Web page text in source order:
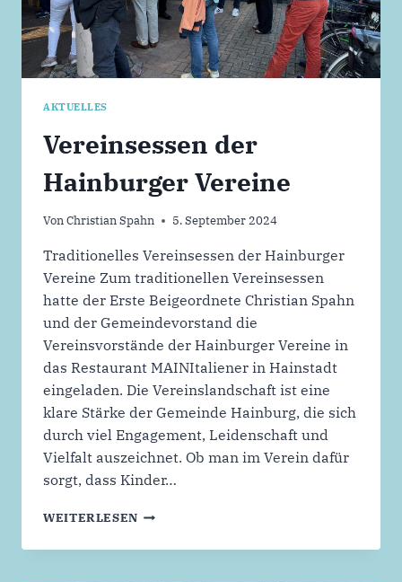
AKTUELLES
Vereinsessen der
Hainburger Vereine
VonChristian Spahn 5. September 2024
Traditionelles Vereinsessen der Hainburger
Vereine Zum traditionellen Vereinsessen
hatte der Erste Beigeordnete Christian Spahn
und der Gemeindevorstand die
Vereinsvorstände der Hainburger Vereine in
das Restaurant MAINItaliener in Hainstadt
eingeladen. Die Vereinslandschaft ist eine
klare Stärke der Gemeinde Hainburg, die sich
durch viel Engagement, Leidenschaft und
Vielfalt auszeichnet. Ob man im Verein dafür
sorgt, dass Kinder…
WEITERLESEN VEREINSESSEN
HAINBURGER